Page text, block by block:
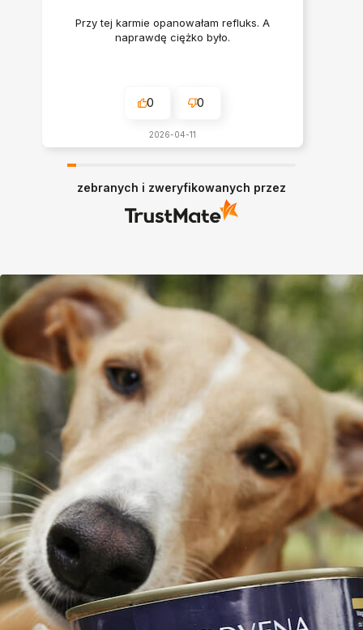
Przy tej karmie opanowałam refluks. A
naprawdę ciężko było.
0 0
2026-04-11
zebranych i zweryfikowanych przez